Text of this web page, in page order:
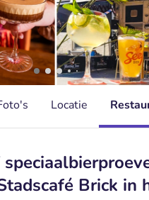
Locatie
Brick in